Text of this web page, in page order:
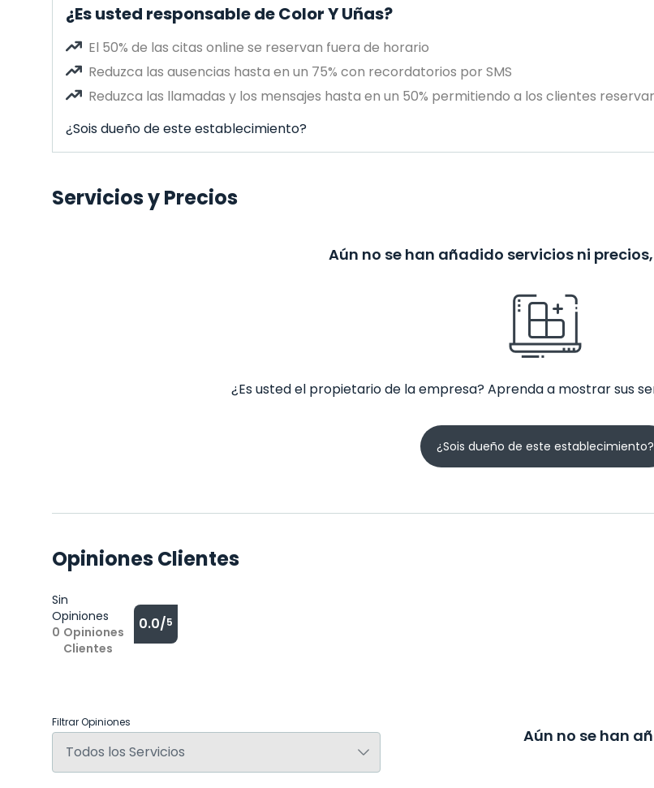
¿Es usted responsable de Color Y Uñas?
El 50% de las citas online se reservan fuera de horario
Reduzca las ausencias hasta en un 75% con recordatorios por SMS
Reduzca las llamadas y los mensajes hasta en un 50% permitiendo a los clientes
¿Sois dueño de este establecimiento?
Servicios y Precios
Aún no se han añadido servicios ni
¿Es usted el propietario de la empresa? Aprenda a mostrar sus
¿Sois dueño de este establecimiento?
Opiniones Clientes
Sin
Opiniones
0 Opiniones
Clientes
0.0/5
Filtrar Opiniones
Aún no se han